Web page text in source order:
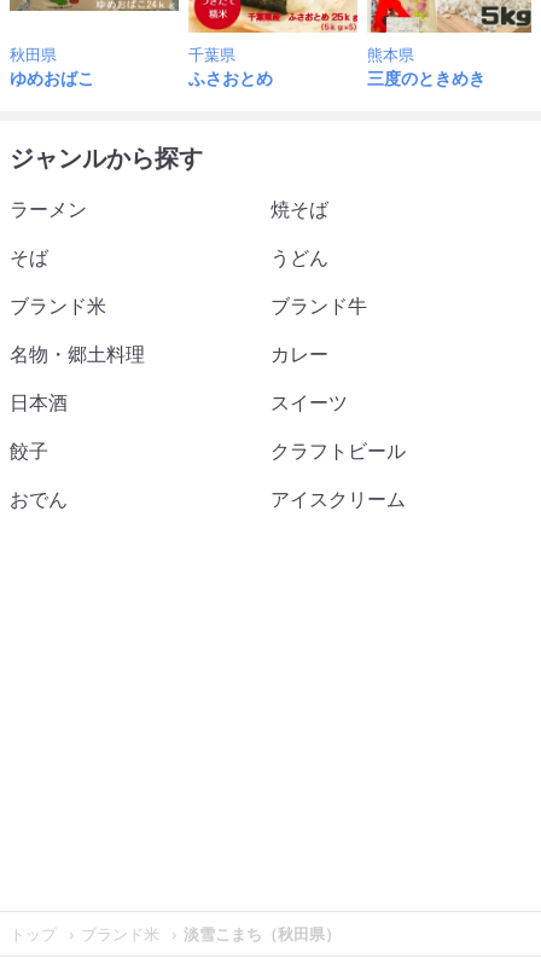
秋田県
ゆめおばこ
千葉県
ふさおとめ
熊本県
三度のときめき
ジャンルから探す
ラーメン 焼そば
そば うどん
ブランド米 ブランド牛
名物・郷土料理 カレー
日本酒 スイーツ
餃子 クラフトビール
おでん アイスクリーム
トップ ブランド米 淡雪こまち（秋田県）